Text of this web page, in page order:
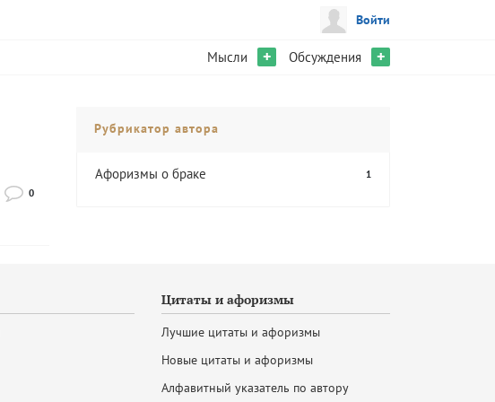
Войти
Мысли + Обсуждения +
0
Рубрикатор автора
Афоризмы о браке 1
Цитаты и афоризмы
Лучшие цитаты и афоризмы
Новые цитаты и афоризмы
Алфавитный указатель по автору